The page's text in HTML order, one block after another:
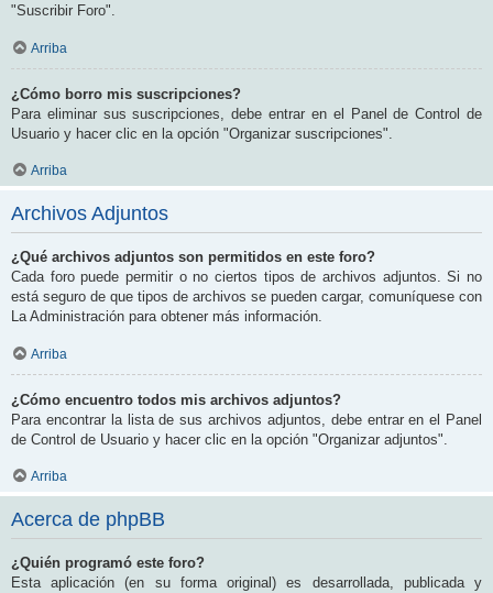
"Suscribir Foro".
Arriba
¿Cómo borro mis suscripciones?
Para eliminar sus suscripciones, debe entrar en el Panel de Control de
Usuario y hacer clic en la opción "Organizar suscripciones".
Arriba
Archivos Adjuntos
¿Qué archivos adjuntos son permitidos en este foro?
Cada foro puede permitir o no ciertos tipos de archivos adjuntos. Si no
está seguro de que tipos de archivos se pueden cargar, comuníquese con
La Administración para obtener más información.
Arriba
¿Cómo encuentro todos mis archivos adjuntos?
Para encontrar la lista de sus archivos adjuntos, debe entrar en el Panel
de Control de Usuario y hacer clic en la opción "Organizar adjuntos".
Arriba
Acerca de phpBB
¿Quién programó este foro?
Esta aplicación (en su forma original) es desarrollada, publicada y